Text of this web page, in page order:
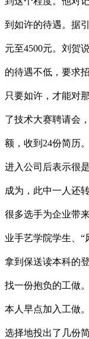
到如许的待遇。据
元至4500元。刘贺
的待遇不低，要求
只要如许，才能对
了技术大赛聘请会
额，收到24份简历
进入公司后表示很
成为，此中一人还
很多选手为企业带
业手艺学院学生、
拿到保送读本科的
找一份抱负的工做
本人早点加入工做
选择地投出了几份